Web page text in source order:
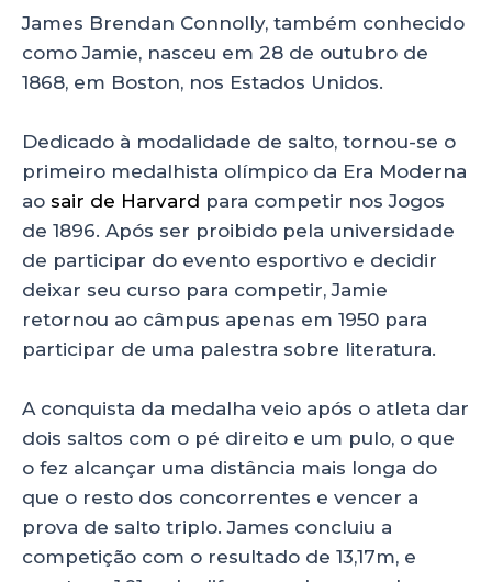
James Brendan Connolly, também conhecido
como Jamie, nasceu em 28 de outubro de
1868, em Boston, nos Estados Unidos.
Dedicado à modalidade de salto, tornou-se o
primeiro medalhista olímpico da Era Moderna
ao sair de Harvard para competir nos Jogos
de 1896. Após ser proibido pela universidade
de participar do evento esportivo e decidir
deixar seu curso para competir, Jamie
retornou ao câmpus apenas em 1950 para
participar de uma palestra sobre literatura.
A conquista da medalha veio após o atleta dar
dois saltos com o pé direito e um pulo, o que
o fez alcançar uma distância mais longa do
que o resto dos concorrentes e vencer a
prova de salto triplo. James concluiu a
competição com o resultado de 13,17m, e